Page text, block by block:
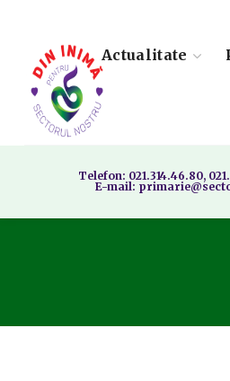
Actualitate
Telefon: 021.314.46.80,
E-mail: